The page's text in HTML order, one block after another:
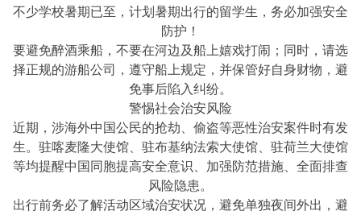
不少学校暑期已至，计划暑期出行的留学生，务必加强安全
防护！
要避免醉酒乘船，不要在河边及船上嬉戏打闹；同时，请选
择正规的游船公司，遵守船上规定，并保管好自身财物，避
免事后陷入纠纷。
警惕社会治安风险
近期，涉海外中国公民的抢劫、偷盗等恶性治安案件时有发
生。驻喀麦隆大使馆、驻布基纳法索大使馆、驻荷兰大使馆
等均提醒中国同胞提高安全意识、加强防范措施、全面排查
风险隐患。
出行前务必了解活动区域治安状况，避免单独夜间外出，避